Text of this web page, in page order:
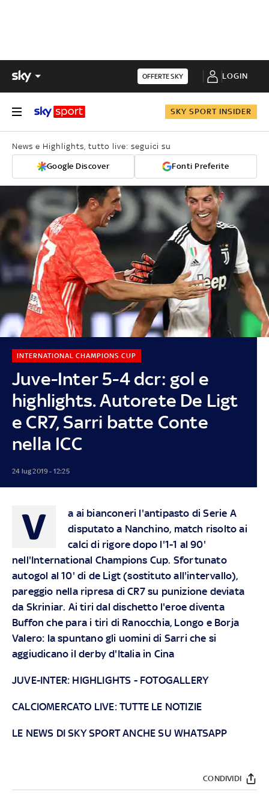
OFFERTE SKY LOGIN
SKY SPORT INSIDER
News e Highlights, tutto live: seguici su
Google Discover Fonti Preferite
Juve-Inter 5-4 dcr: gol e
highlights. Autorete De Ligt
e CR7, Sarri batte Conte
nella ICC
INTERNATIONAL CHAMPIONS CUP
24 lug 2019 - 12:25
V
a ai bianconeri l'antipasto di Serie A
disputato a Nanchino, match risolto ai
calci di rigore dopo l'1-1 al 90'
nell'International Champions Cup. Sfortunato
autogol al 10' di de Ligt (sostituto all'intervallo),
pareggio nella ripresa di CR7 su punizione deviata
da Skriniar. Ai tiri dal dischetto l'eroe diventa
Buffon che para i tiri di Ranocchia, Longo e Borja
Valero: la spuntano gli uomini di Sarri che si
aggiudicano il derby d'Italia in Cina
JUVE-INTER: HIGHLIGHTS - FOTOGALLERY
CALCIOMERCATO LIVE: TUTTE LE NOTIZIE
LE NEWS DI SKY SPORT ANCHE SU WHATSAPP
CONDIVIDI